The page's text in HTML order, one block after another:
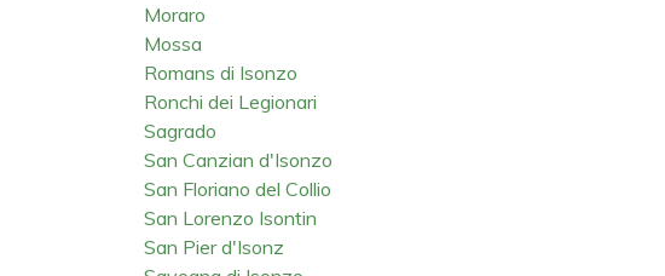
Moraro
Mossa
Romans di Isonzo
Ronchi dei Legionari
Sagrado
San Canzian d'Isonzo
San Floriano del Collio
San Lorenzo Isontin
San Pier d'Isonz